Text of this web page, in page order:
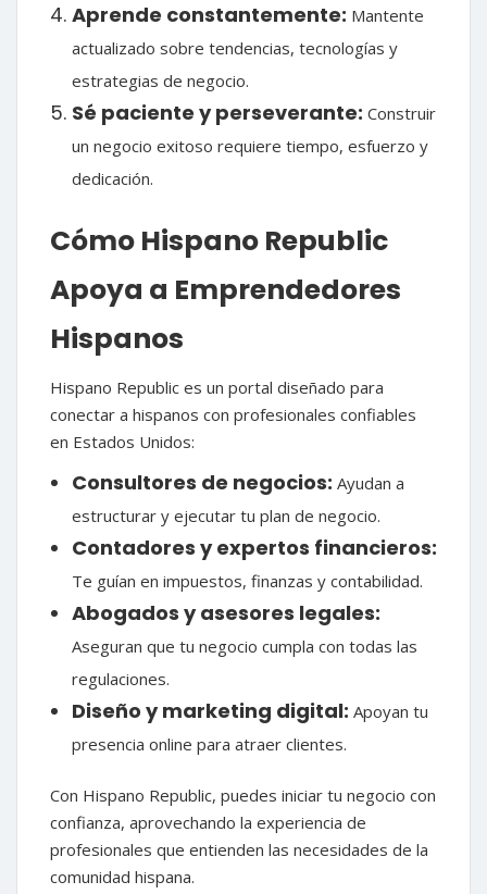
Aprende constantemente: Mantente
actualizado sobre tendencias, tecnologías y
estrategias de negocio.
Sé paciente y perseverante: Construir
un negocio exitoso requiere tiempo, esfuerzo y
dedicación.
Cómo Hispano Republic
Apoya a Emprendedores
Hispanos
Hispano Republic es un portal diseñado para
conectar a hispanos con profesionales confiables
en Estados Unidos:
Consultores de negocios: Ayudan a
estructurar y ejecutar tu plan de negocio.
Contadores y expertos financieros:
Te guían en impuestos, finanzas y contabilidad.
Abogados y asesores legales:
Aseguran que tu negocio cumpla con todas las
regulaciones.
Diseño y marketing digital: Apoyan tu
presencia online para atraer clientes.
Con Hispano Republic, puedes iniciar tu negocio con
confianza, aprovechando la experiencia de
profesionales que entienden las necesidades de la
comunidad hispana.